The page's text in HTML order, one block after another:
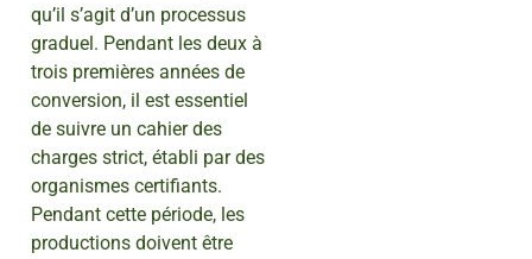
qu’il s’agit d’un processus
graduel. Pendant les deux à
trois premières années de
conversion, il est essentiel
de suivre un cahier des
charges strict, établi par des
organismes certifiants.
Pendant cette période, les
productions doivent être